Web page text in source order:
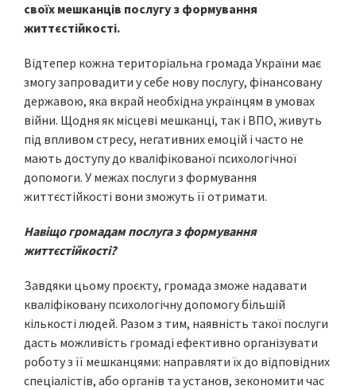
своїх мешканців послугу з формування
життєстійкості.
Відтепер кожна територіальна громада України має
змогу запровадити у себе нову послугу, фінансовану
державою, яка вкрай необхідна українцям в умовах
війни. Щодня як місцеві мешканці, так і ВПО, живуть
під впливом стресу, негативних емоцій і часто не
мають доступу до кваліфікованої психологічної
допомоги. У межах послуги з формування
життєстійкості вони зможуть її отримати.
Навіщо громадам послуга з формування
життєстійкості?
Завдяки цьому проєкту, громада зможе надавати
кваліфіковану психологічну допомогу більшій
кількості людей. Разом з тим, наявність такої послуги
дасть можливість громаді ефективно організувати
роботу з її мешканцями: направляти їх до відповідних
спеціалістів, або органів та установ, зекономити час